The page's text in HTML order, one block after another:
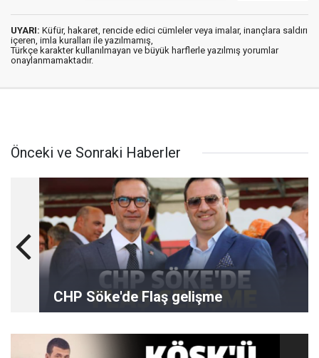
UYARI: Küfür, hakaret, rencide edici cümleler veya imalar, inançlara saldırı
içeren, imla kuralları ile yazılmamış,
Türkçe karakter kullanılmayan ve büyük harflerle yazılmış yorumlar
onaylanmamaktadır.
Önceki ve Sonraki Haberler
CHP Söke'de Flaş gelişme